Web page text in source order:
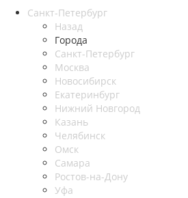
Санкт-Петербург
Назад
Города
Санкт-Петербург
Москва
Новосибирск
Екатеринбург
Нижний Новгород
Казань
Челябинск
Омск
Самара
Ростов-на-Дону
Уфа